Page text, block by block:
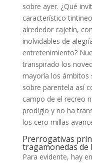
sobre ayer. ¿Qué
característico
alrededor cajetín,
inolvidables de
entretenimiento?
transpirado los
mayorí­a los ámbitos
sobre parentela así­
campo de el recreo
prodigio y no ha
los cero millas
Prerrogativas
tragamonedas de
Para evidente, hay